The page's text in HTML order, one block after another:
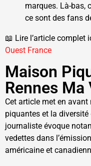
marques. Là-bas,
ce sont des fans
📖 Lire l’article complet
Ouest France
Maison
Rennes Ma
Cet article met en
piquantes et la
journaliste évoque
vedettes dans l’émission
américaine et